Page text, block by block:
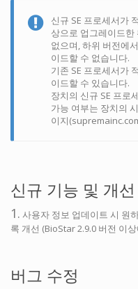
신규 SE 프로세서가
상으로 업그레이드
없으며, 하위 버전에
이드할 수 없습니다.
기존 SE 프로세서가
이드할 수 있습니다.
장치의 신규 SE 프로
가능 여부는 장치의
이지
신규 기능 및 개선
1. 사용자 정보 업데이트 시 원
록 개선 (BioStar 2.9.0 버전 이
버그 수정